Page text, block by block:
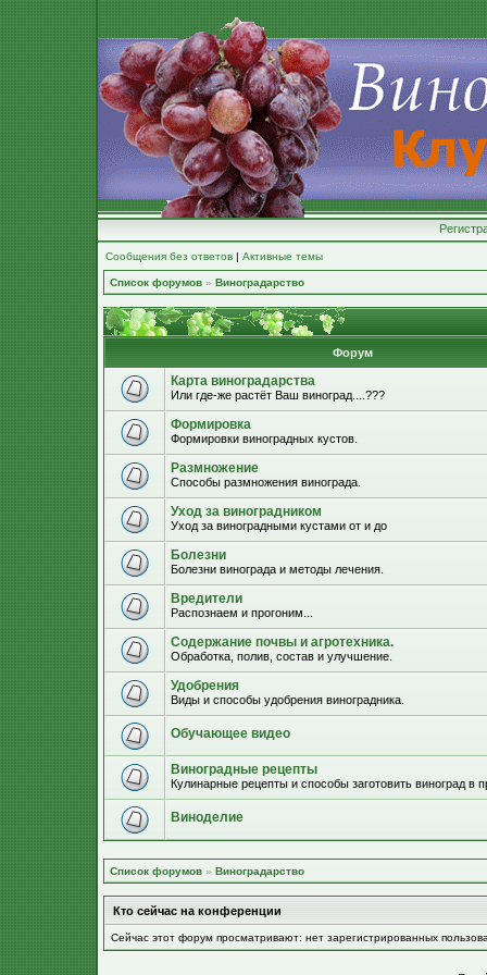
Сообщения без ответов | Активные темы
Список форумов » Виноградарство
Форум
Карта виноградарства
Или где-же растёт Ваш виноград....???
Формировка
Формировки виноградных кустов.
Размножение
Способы размножения винограда.
Уход за виноградником
Уход за виноградными кустами от и до
Болезни
Болезни винограда и методы лечения.
Вредители
Распознаем и прогоним...
Содержание почвы и агротехника.
Обработка, полив, состав и улучшение.
Удобрения
Виды и способы удобрения виноградника.
Обучающее видео
Виноградные рецепты
Кулинарные рецепты и способы заготовить виноград в
Виноделие
Список форумов » Виноградарство
Кто сейчас на конференции
Сейчас этот форум просматривают: нет зарегистрированных